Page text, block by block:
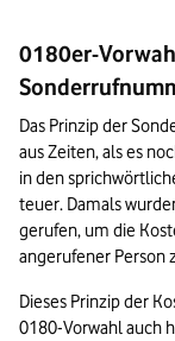
0180er-
Das Prinzip der
aus Zeiten, als es
in den
teuer. Damals
gerufen, um die
angerufener Person
Dieses Prinzip der
0180-Vorwahl auch